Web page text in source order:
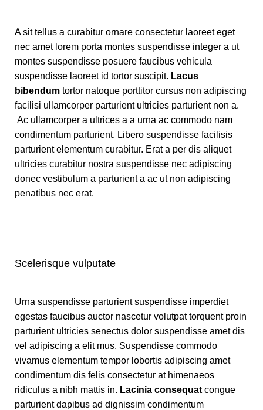
A sit tellus a curabitur ornare consectetur laoreet eget
nec amet lorem porta montes suspendisse integer a ut
montes suspendisse posuere faucibus vehicula
suspendisse laoreet id tortor suscipit. Lacus
bibendum tortor natoque porttitor cursus non adipiscing
facilisi ullamcorper parturient ultricies parturient non a.
Ac ullamcorper a ultrices a a urna ac commodo nam
condimentum parturient. Libero suspendisse facilisis
parturient elementum curabitur. Erat a per dis aliquet
ultricies curabitur nostra suspendisse nec adipiscing
donec vestibulum a parturient a ac ut non adipiscing
penatibus nec erat.
Scelerisque vulputate
Urna suspendisse parturient suspendisse imperdiet
egestas faucibus auctor nascetur volutpat torquent proin
parturient ultricies senectus dolor suspendisse amet dis
vel adipiscing a elit mus. Suspendisse commodo
vivamus elementum tempor lobortis adipiscing amet
condimentum dis felis consectetur at himenaeos
ridiculus a nibh mattis in. Lacinia consequat congue
parturient dapibus ad dignissim condimentum